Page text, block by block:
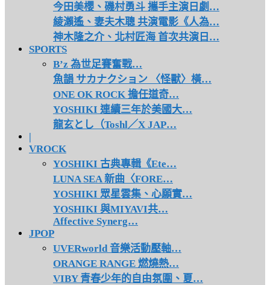
今田美櫻、磯村勇斗 攜手主演日劇…
綾瀨遙、妻夫木聰 共演電影《人為…
神木隆之介、北村匠海 首次共演日…
SPORTS
B’z 為世足賽奮戰…
魚韻 サカナクション 〈怪獸〉橫…
ONE OK ROCK 擔任道奇…
YOSHIKI 連續三年於美國大…
龍玄とし（Toshl／X JAP…
|
VROCK
YOSHIKI 古典專輯《Ete…
LUNA SEA 新曲〈FORE…
YOSHIKI 眾星雲集、心願實…
YOSHIKI 與MIYAVI共…
Affective Synerg…
JPOP
UVERworld 音樂活動壓軸…
ORANGE RANGE 燃燒熱…
VIBY 青春少年的自由氛圍、夏…